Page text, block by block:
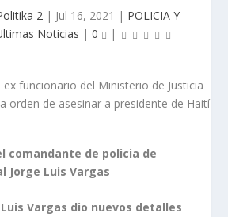
2| Jul 16, 2021 | POLICIA Y
Noticias | 0 |
comandante de policia de
Jorge Luis Vargas
Vargas dio nuevos detalles